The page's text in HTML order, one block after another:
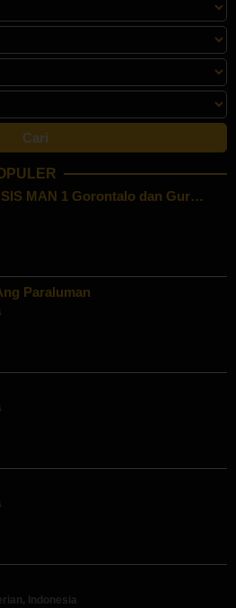
MAN 1 Gorontalo dan Gur…
Paraluman
, Indonesia